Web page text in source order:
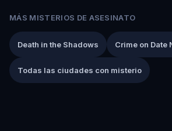
MÁS MISTERIOS DE ASESINATO
Death in the Shadows Crime on Date
Todas las ciudades con misterio